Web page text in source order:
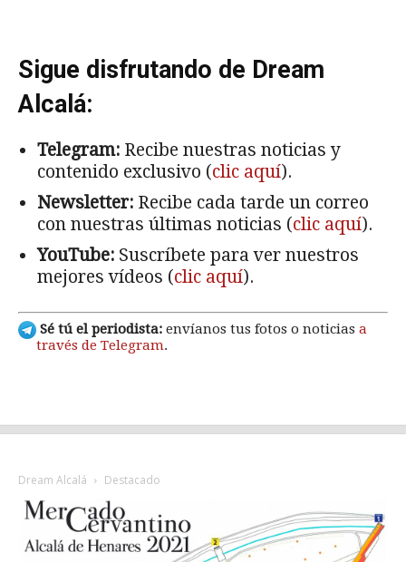
Sigue disfrutando de Dream
Alcalá:
Telegram: Recibe nuestras noticias y
contenido exclusivo (clic aquí).
Newsletter: Recibe cada tarde un correo
con nuestras últimas noticias (clic aquí).
YouTube: Suscríbete para ver nuestros
mejores vídeos (clic aquí).
Sé tú el periodista: envíanos tus fotos o noticias a
través de Telegram.